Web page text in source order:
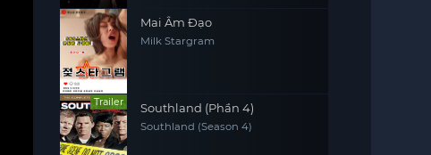
Mai Âm Đạo
Milk Stargram
Trailer Southland (Phần 4)
Southland (Season 4)